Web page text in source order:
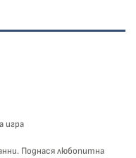
игра
Поднася любопитна